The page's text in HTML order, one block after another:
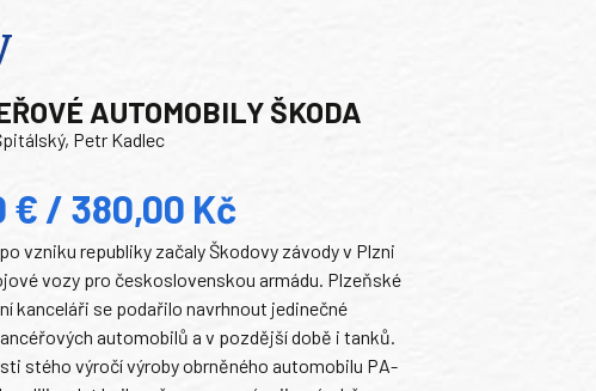
AUTOMOBILY ŠKODA
Petr Kadlec
€ / 380,00 Kč
vzniku republiky začaly Škodovy závody v Plzni
vozy pro československou armádu. Plzeňské
kanceláři se podařilo navrhnout jedinečné
automobilů a v pozdější době i tanků.
stého výročí výroby obrněného automobilu PA-